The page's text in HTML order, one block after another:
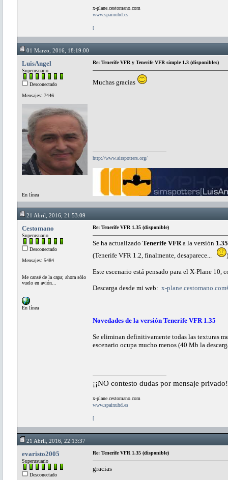
x-plane.cestomano.com
www.spainuhd.es
[
01 Marzo, 2016, 18:19:00
LuisAngel
Superusuario
Desconectado
Mensajes: 7446
En línea
Re: Tenerife VFR y Tenerife VFR simple 1.3 (disponibles)
Muchas gracias
http://www.airspotters.org/
21 Abril, 2016, 21:53:09
Cestomano
Superusuario
Desconectado
Mensajes: 5484
Me cansé de la capa; ahora sólo
vuelo en avión...
En línea
Re: Tenerife VFR 1.35 (disponible)
Se ha actualizado Tenerife VFR a la versión 1.35
(Tenerife VFR 1.2, finalmente, desaparece...
Este escenario está pensado para el X-Plane 10,
Descarga desde mi web: x-
Novedades de la versión Tenerife VFR 1.35
Se eliminan definitivamente todas las texturas
escenario ocupa mucho menos (40 Mb la
¡¡NO contesto dudas por mensaje
x-plane.cestomano.com
www.spainuhd.es
[
21 Abril, 2016, 22:13:37
evaristo2005
Superusuario
Desconectado
Re: Tenerife VFR 1.35 (disponible)
gracias